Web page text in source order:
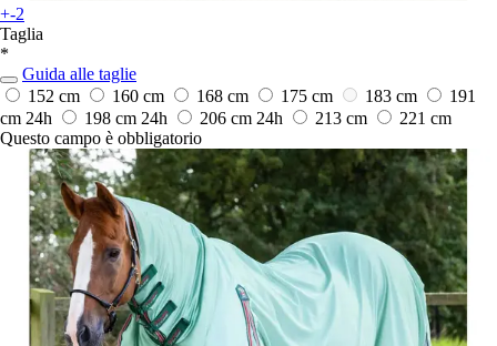
+-2
Taglia
*
Guida alle taglie
152 cm
160 cm 168 cm 175 cm 183 cm
191
cm 24h 198 cm 24h 206 cm 24h 213 cm
221 cm
Questo campo è obbligatorio